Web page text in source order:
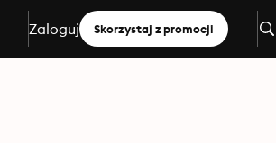
Zaloguj Skorzystaj z promocji